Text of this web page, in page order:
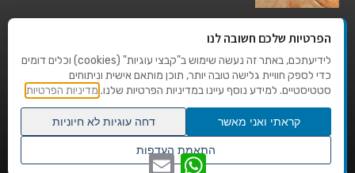
גן הילדים של מרים סיטי יהפוך למגדל מגורים:
סגירת מעגל היסטורית במגדיאל
טרגדיה בצהרי היום: בן 80 נהרג על מעבר
החצייה בהוד השרון
Email
WhatsApp גלילה
הפרטיות שלכם חשובה לנו
לידיעתכם, באתר זה נעשה שימוש ב"קבצי עוגיות" (cookies) וכלים דומים
כדי לספק חוויית גלישה טובה יותר, תוכן מותאם אישית וניתוחים
סטטיסטיים. למידע נוסף עיינו במדיניות הפרטיות שלנו. מדיניות הפרטיות
קראתי ואני מאשר
דחה עוגיות לא חיוניות
התאמת העדפות
שנו העדפות פרטיות